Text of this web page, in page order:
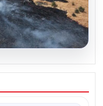
ormanlık alana
alındı